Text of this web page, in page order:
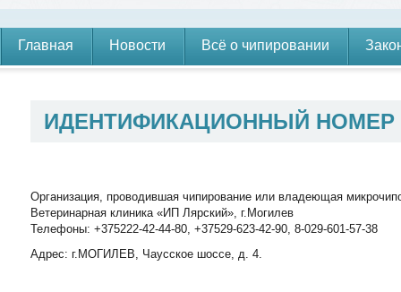
Главная Новости Всё о чипировании
ИДЕНТИФИКАЦИОННЫЙ
Организация, проводившая чипирование или владеющая
Ветеринарная клиника «ИП Лярский», г.Могилев
Телефоны: +375222-42-44-80, +37529-623-42-90, 8-029-601-57-38
Адрес: г.МОГИЛЕВ, Чаусское шоссе, д. 4.